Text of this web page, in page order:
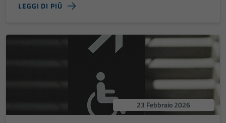
LEGGI DI PIÙ
23 Febbraio 2026